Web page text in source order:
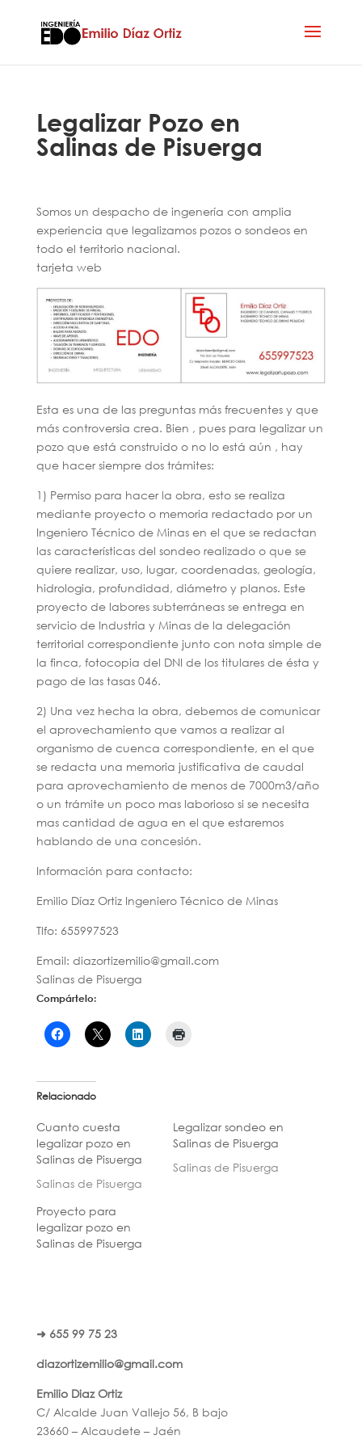
Legalizar Pozo en
Salinas de Pisuerga
Somos un despacho de ingenería con amplia
experiencia que legalizamos pozos o sondeos en
todo el territorio nacional.
tarjeta web
Esta es una de las preguntas más frecuentes y que
más controversia crea. Bien , pues para legalizar un
pozo que está construido o no lo está aún , hay
que hacer siempre dos trámites:
1) Permiso para hacer la obra, esto se realiza
mediante proyecto o memoria redactado por un
Ingeniero Técnico de Minas en el que se redactan
las características del sondeo realizado o que se
quiere realizar, uso, lugar, coordenadas, geología,
hidrologia, profundidad, diámetro y planos. Este
proyecto de labores subterráneas se entrega en
servicio de Industria y Minas de la delegación
territorial correspondiente junto con nota simple de
la finca, fotocopia del DNI de los titulares de ésta y
pago de las tasas 046.
2) Una vez hecha la obra, debemos de comunicar
el aprovechamiento que vamos a realizar al
organismo de cuenca correspondiente, en el que
se redacta una memoria justificativa de caudal
para aprovechamiento de menos de 7000m3/año
o un trámite un poco mas laborioso si se necesita
mas cantidad de agua en el que estaremos
hablando de una concesión.
Información para contacto:
Emilio Díaz Ortiz Ingeniero Técnico de Minas
Tlfo: 655997523
Email: diazortizemilio@gmail.com
Salinas de Pisuerga
Compártelo:
Relacionado
Cuanto cuesta
legalizar pozo en
Salinas de Pisuerga
Salinas de Pisuerga
Legalizar sondeo en
Salinas de Pisuerga
Salinas de Pisuerga
Proyecto para
legalizar pozo en
Salinas de Pisuerga
➜ 655 99 75 23
diazortizemilio@gmail.com
Emilio Diaz Ortiz
C/ Alcalde Juan Vallejo 56, B bajo
23660 – Alcaudete – Jaén